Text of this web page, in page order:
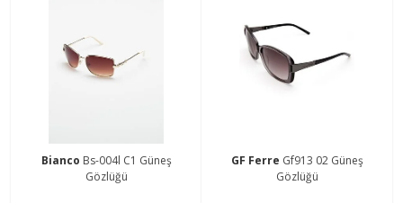
Bianco Bs-004l C1 Güneş
Gözlüğü
GF Ferre Gf913 02 Güneş
Gözlüğü